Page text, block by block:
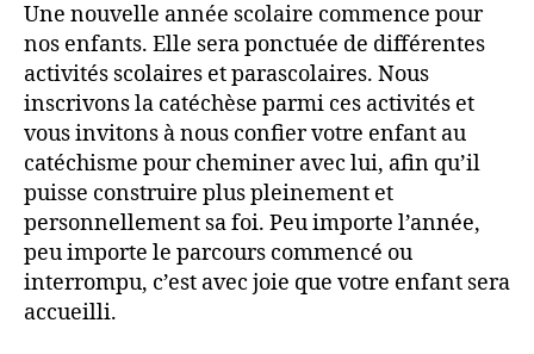
Une nouvelle année scolaire commence pour
nos enfants. Elle sera ponctuée de différentes
activités scolaires et parascolaires. Nous
inscrivons la catéchèse parmi ces activités et
vous invitons à nous confier votre enfant au
catéchisme pour cheminer avec lui, afin qu’il
puisse construire plus pleinement et
personnellement sa foi. Peu importe l’année,
peu importe le parcours commencé ou
interrompu, c’est avec joie que votre enfant sera
accueilli.